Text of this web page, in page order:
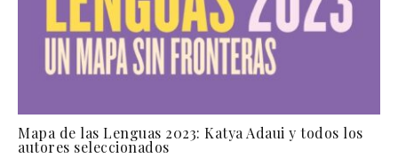
Mapa de las Lenguas 2023: Katya Adaui y todos los
autores seleccionados